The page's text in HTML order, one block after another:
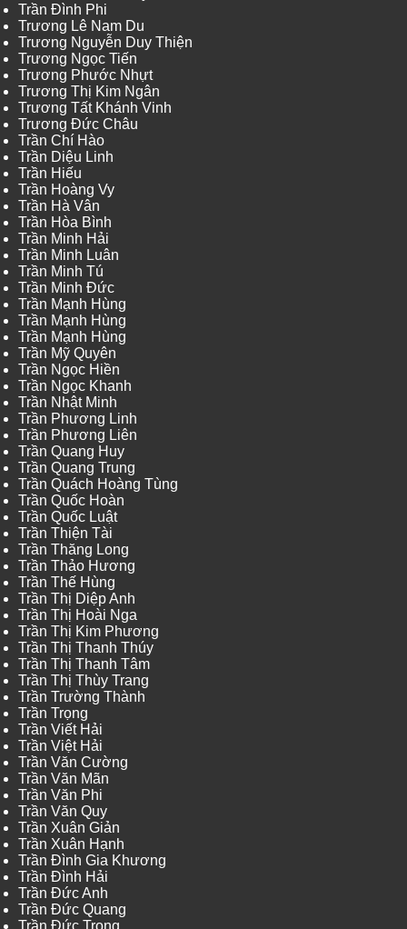
Trần Đình Phi
Trương Lê Nam Du
Trương Nguyễn Duy Thiện
Trương Ngọc Tiến
Trương Phước Nhựt
Trương Thị Kim Ngân
Trương Tất Khánh Vinh
Trương Đức Châu
Trần Chí Hào
Trần Diệu Linh
Trần Hiếu
Trần Hoàng Vy
Trần Hà Vân
Trần Hòa Bình
Trần Minh Hải
Trần Minh Luân
Trần Minh Tú
Trần Minh Đức
Trần Mạnh Hùng
Trần Mạnh Hùng
Trần Mạnh Hùng
Trần Mỹ Quyên
Trần Ngọc Hiền
Trần Ngọc Khanh
Trần Nhật Minh
Trần Phương Linh
Trần Phương Liên
Trần Quang Huy
Trần Quang Trung
Trần Quách Hoàng Tùng
Trần Quốc Hoàn
Trần Quốc Luật
Trần Thiện Tài
Trần Thăng Long
Trần Thảo Hương
Trần Thế Hùng
Trần Thị Diệp Anh
Trần Thị Hoài Nga
Trần Thị Kim Phương
Trần Thị Thanh Thúy
Trần Thị Thanh Tâm
Trần Thị Thùy Trang
Trần Trường Thành
Trần Trọng
Trần Viết Hải
Trần Việt Hải
Trần Văn Cường
Trần Văn Mãn
Trần Văn Phi
Trần Văn Quy
Trần Xuân Giản
Trần Xuân Hạnh
Trần Đình Gia Khương
Trần Đình Hải
Trần Đức Anh
Trần Đức Quang
Trần Đức Trọng